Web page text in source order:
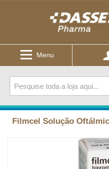
Menu
Filmcel Solução